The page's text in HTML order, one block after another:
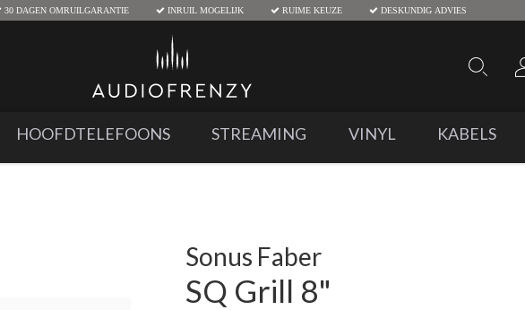
30 DAGEN OMRUILGARANTIE INRUIL MOGELIJK RUIME KEUZE DESKUNDIG ADVIES
HOOFDTELEFOONS STREAMING VINYL KABELS
Sonus Faber
SQ Grill 8"